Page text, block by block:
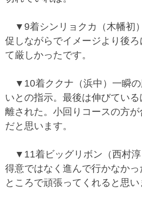
▼9着シンリョクカ（木幡初
促しながらでイメージより後ろ
て厳しかったです。
▼10着ククナ（浜中）一瞬の
いとの指示。最後は伸びてい
離された。小回りコースの方
だと思います。
▼11着ビッグリボン（西村淳
得意ではなく進んで行かなか
ところで頑張ってくれると思い